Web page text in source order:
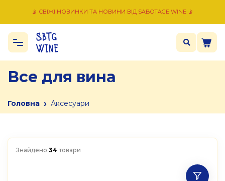
📡 СВІЖІ НОВИНКИ ТА НОВИНИ ВІД SABOTAGE WINE 📡
Все для вина
Головна › Аксесуари
Знайдено 34 товари